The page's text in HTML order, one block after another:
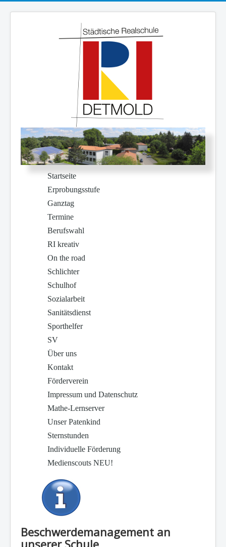
Startseite
Erprobungsstufe
Ganztag
Termine
Berufswahl
RI kreativ
On the road
Schlichter
Schulhof
Sozialarbeit
Sanitätsdienst
Sporthelfer
SV
Über uns
Kontakt
Förderverein
Impressum und Datenschutz
Mathe-Lernserver
Unser Patenkind
Sternstunden
Individuelle Förderung
Medienscouts NEU!
Beschwerdemanagement an
unserer Schule